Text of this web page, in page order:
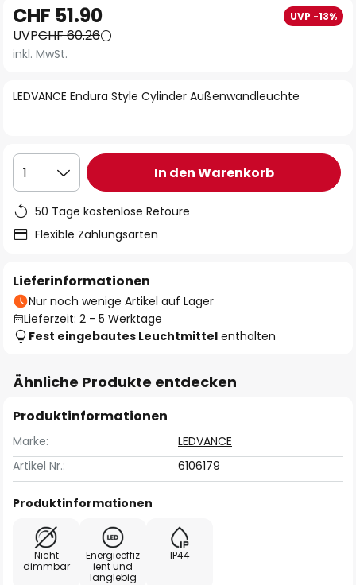
Anfang
der
Bildgalerie
LEDVANCE Endura Style Cylinder Außenwandleuchte
CHF 51.90 UVP -13%
UVPCHF 60.26
inkl. MwSt.
1 In den Warenkorb
50 Tage kostenlose Retoure
Flexible Zahlungsarten
Lieferinformationen
Nur noch wenige Artikel auf Lager
Lieferzeit: 2 - 5 Werktage
Fest eingebautes Leuchtmittel enthalten
Ähnliche Produkte entdecken
Produktinformationen
Marke:
LEDVANCE
Artikel Nr.:
6106179
Produktinformationen
Nicht
dimmbar
Energieeffiz
ient und
langlebig
IP44